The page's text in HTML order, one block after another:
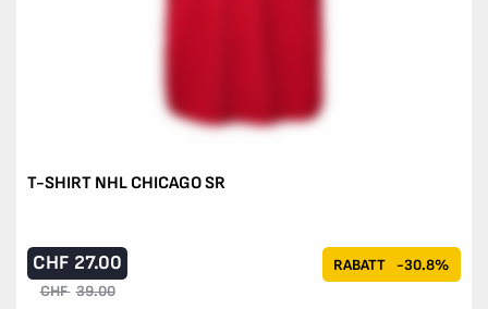
T-SHIRT NHL CHICAGO SR
RABATT -30.8%
CHF 27.00
CHF 39.00